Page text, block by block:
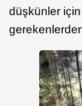
düşkünler için